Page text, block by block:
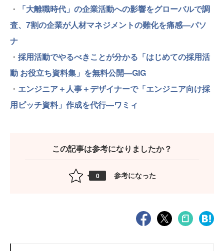
・
「大離職時代」の企業活動への影響をグローバルで調
査、7割の企業が人材マネジメントの難化を痛感―パソ
ナ
・ 採用活動でやるべきことが分かる「はじめての採用活
動 お役立ち資料集」を無料公開―GIG
・ エンジニア＋人事＋デザイナーで「エンジニア向け採
用ピッチ資料」作成を代行―ワミィ
この記事は参考になりましたか？
0 参考になった